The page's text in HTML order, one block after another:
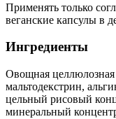
Применять только
веганские капсулы в
Ингредиенты
Овощная целлюлозная
мальтодекстрин,
цельный рисовый
минеральный